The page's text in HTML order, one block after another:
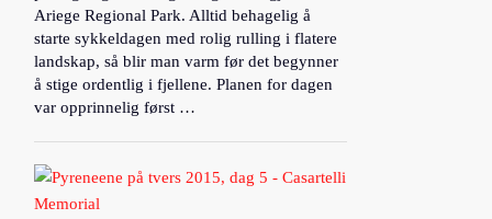
Ariege Regional Park. Alltid behagelig å
starte sykkeldagen med rolig rulling i flatere
landskap, så blir man varm før det begynner
å stige ordentlig i fjellene. Planen for dagen
var opprinnelig først …